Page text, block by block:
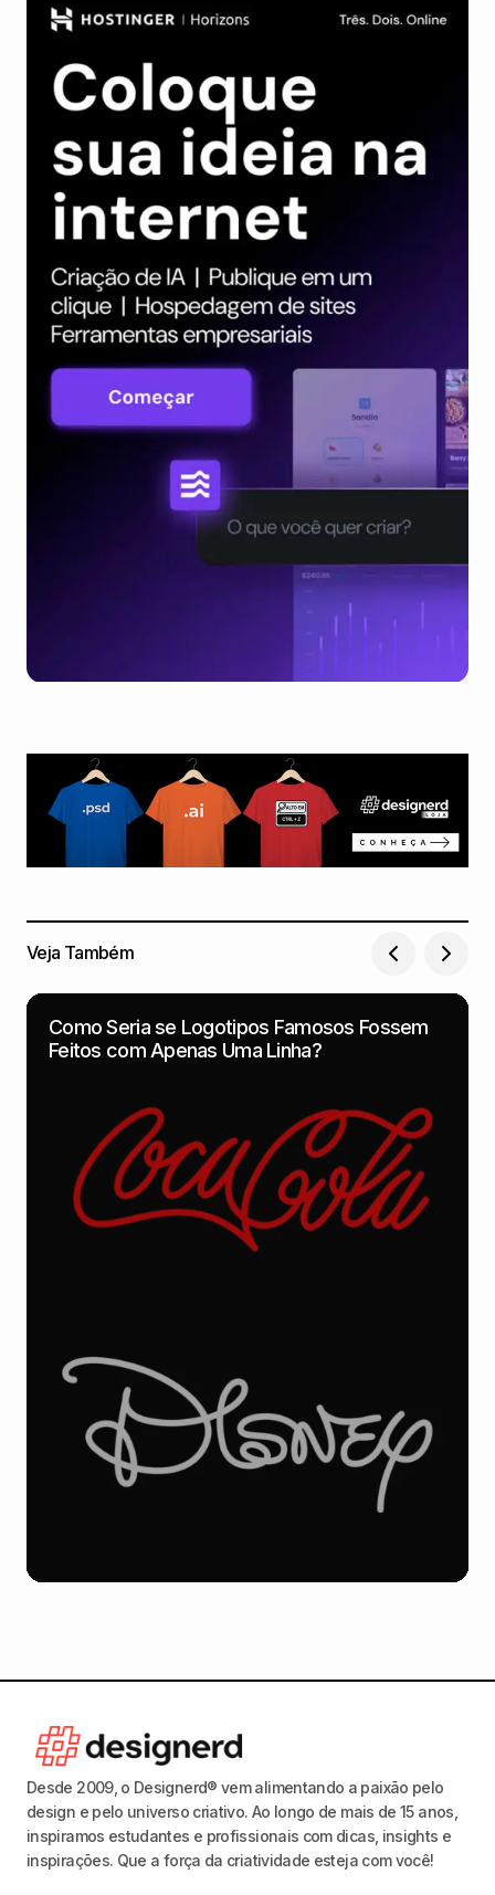
Veja Também
Como Seria se Logotipos Famosos Fossem
Feitos com Apenas Uma Linha?
Desde 2009, o Designerd® vem alimentando a paixão pelo
design e pelo universo criativo. Ao longo de mais de 15 anos,
inspiramos estudantes e profissionais com dicas, insights e
inspirações. Que a força da criatividade esteja com você!